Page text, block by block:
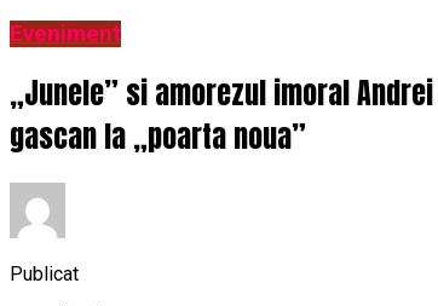
Eveniment
„Junele” si amorezul imoral
gascan la „poarta noua”
Publicat